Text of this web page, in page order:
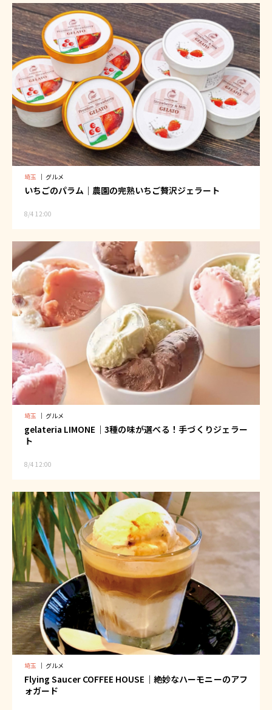
埼玉 ｜ グルメ
いちごのパラム｜農園の完熟いちご贅沢ジェラート
8/4 12:00
埼玉 ｜ グルメ
gelateria LIMONE｜3種の味が選べる！手づくりジェラー
ト
8/4 12:00
埼玉 ｜ グルメ
Flying Saucer COFFEE HOUSE｜絶妙なハーモニーのアフ
ォガード